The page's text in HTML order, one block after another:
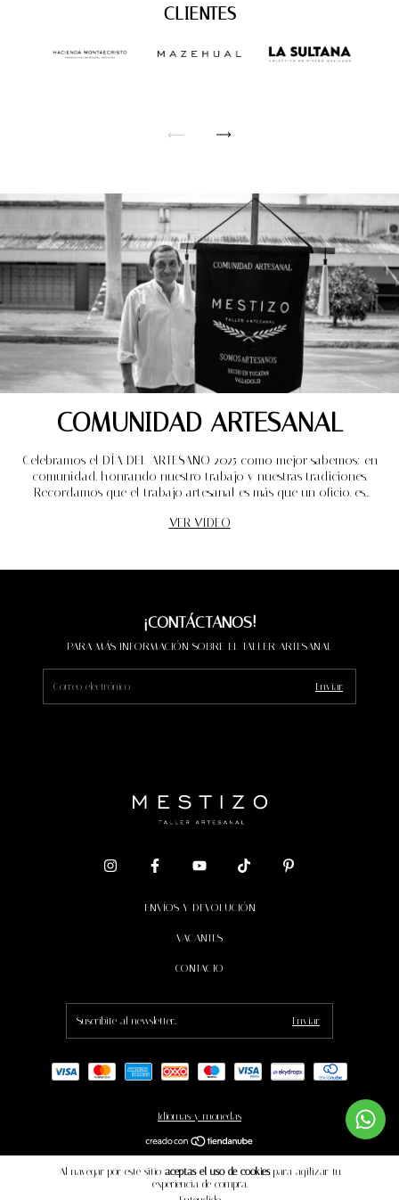
Al navegar por este sitio aceptas el uso de cookiespara agilizar tu
experiencia de compra.
CLIENTES
COMUNIDAD ARTESANAL
Celebramos el DÍA DEL ARTESANO 2025 como mejor sabemos: en
comunidad, honrando nuestro trabajo y nuestras tradiciones.
Recordamos que el trabajo artesanal es más que un oficio, es
VER VIDEO
¡CONTÁCTANOS!
PARA MÁS INFORMACIÓN SOBRE EL TALLER ARTESANAL
ENVÍOS Y DEVOLUCIÓN
VACANTES
CONTACTO
Idiomas y monedas
Copyright MESTIZO - 2026. Todos los derechos reservados.